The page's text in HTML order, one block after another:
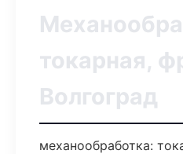
токарная,
Волгоград
механообработка: